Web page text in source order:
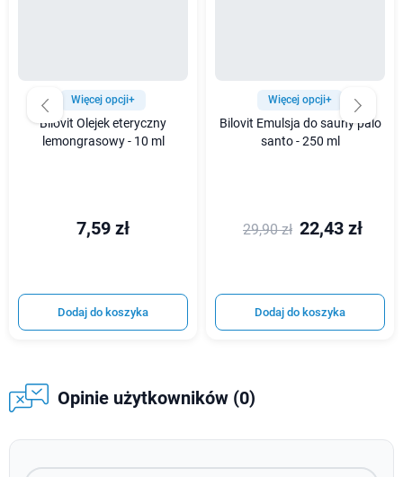
Więcej opcji+
Bilovit Olejek eteryczny
lemongrasowy - 10 ml
7,59 zł
Dodaj do koszyka
Więcej opcji+
Bilovit Emulsja do sauny palo
santo - 250 ml
29,90 zł 22,43 zł
Dodaj do koszyka
Opinie użytkowników (0)